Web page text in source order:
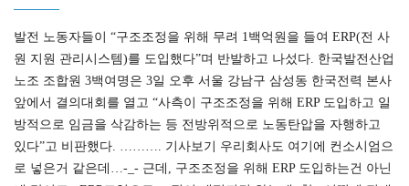
발전 노동자들이 “구조조정을 위해 무려 1백억원을 들여 ERP(전 사
원 지원 관리시스템)를 도입했다”며 반발하고 나섰다. 한국발전산업
노조 조합원 3백여명은 3일 오후 서울 강남구 삼성동 한국전력 본사
앞에서 결의대회를 열고 “사측이 구조조정을 위해 ERP 도입하고 일
방적으로 임금을 삭감하는 등 전방위적으로 노동탄압을 자행하고
있다”고 비판했다. ………. 기사보기 우리회사도 여기에 컨소시엄으
로 넣은거 같은데…-_- 근데, 구조조정을 위해 ERP 도입하는건 아닌